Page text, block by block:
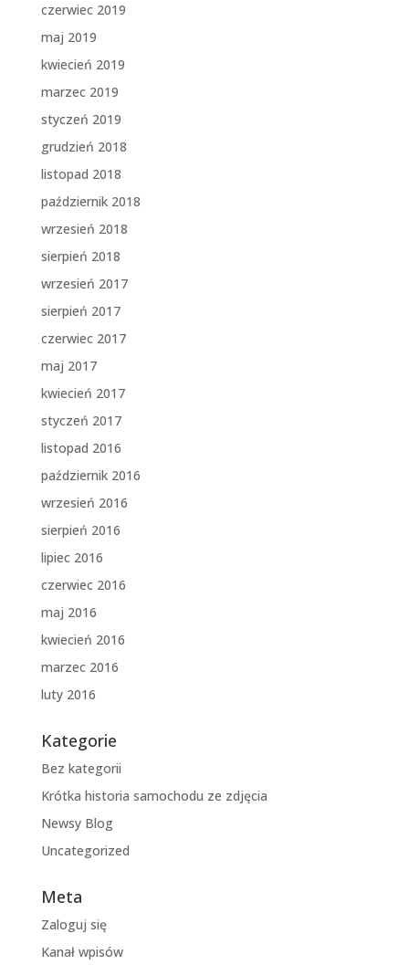
czerwiec 2019
maj 2019
kwiecień 2019
marzec 2019
styczeń 2019
grudzień 2018
listopad 2018
październik 2018
wrzesień 2018
sierpień 2018
wrzesień 2017
sierpień 2017
czerwiec 2017
maj 2017
kwiecień 2017
styczeń 2017
listopad 2016
październik 2016
wrzesień 2016
sierpień 2016
lipiec 2016
czerwiec 2016
maj 2016
kwiecień 2016
marzec 2016
luty 2016
Kategorie
Bez kategorii
Krótka historia samochodu ze zdjęcia
Newsy Blog
Uncategorized
Meta
Zaloguj się
Kanał wpisów